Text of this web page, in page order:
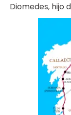
Diomedes, hijo